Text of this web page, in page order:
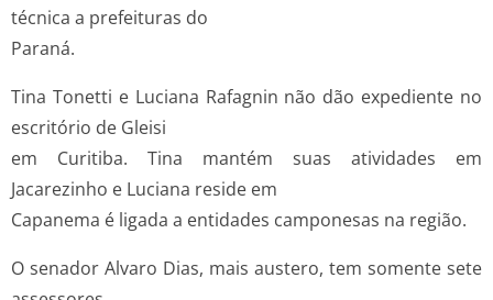
técnica a prefeituras do
Paraná.
Tina Tonetti e Luciana Rafagnin não dão expediente no
escritório de Gleisi
em Curitiba. Tina mantém suas atividades em
Jacarezinho e Luciana reside em
Capanema é ligada a entidades camponesas na região.
O senador Alvaro Dias, mais austero, tem somente sete